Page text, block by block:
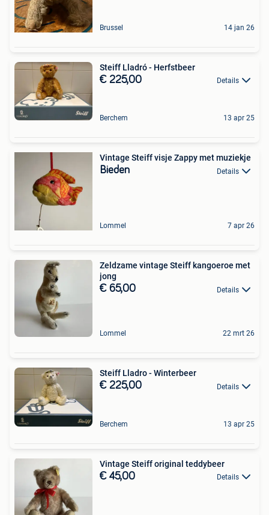
Brussel 14 jan 26
Steiff Lladró - Herfstbeer
€ 225,00 Details
Berchem 13 apr 25
Vintage Steiff visje Zappy met muziekje
Bieden Details
Lommel 7 apr 26
Zeldzame vintage Steiff kangoeroe met
jong
€ 65,00 Details
Lommel 22 mrt 26
Steiff Lladro - Winterbeer
€ 225,00 Details
Berchem 13 apr 25
Vintage Steiff original teddybeer
€ 45,00 Details